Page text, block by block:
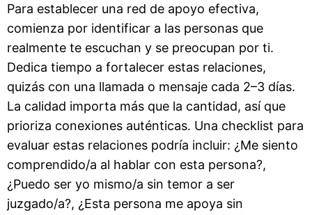
Para establecer una red de apoyo efectiva,
comienza por identificar a las personas que
realmente te escuchan y se preocupan por ti.
Dedica tiempo a fortalecer estas relaciones,
quizás con una llamada o mensaje cada 2–3 días.
La calidad importa más que la cantidad, así que
prioriza conexiones auténticas. Una checklist para
evaluar estas relaciones podría incluir: ¿Me siento
comprendido/a al hablar con esta persona?,
¿Puedo ser yo mismo/a sin temor a ser
juzgado/a?, ¿Esta persona me apoya sin